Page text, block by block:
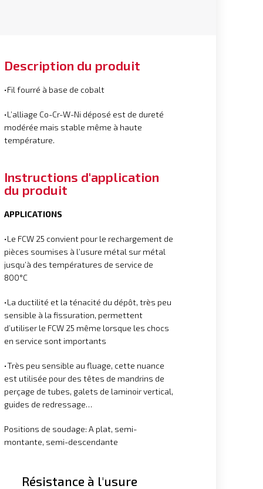
Description du produit
•Fil fourré à base de cobalt
•L’alliage Co-Cr-W-Ni déposé est de dureté
modérée mais stable même à haute
température.
Instructions d'application
du produit
APPLICATIONS
•Le FCW 25 convient pour le rechargement de
pièces soumises à l’usure métal sur métal
jusqu’à des températures de service de
800°C
•La ductilité et la ténacité du dépôt, très peu
sensible à la fissuration, permettent
d’utiliser le FCW 25 même lorsque les chocs
en service sont importants
•Très peu sensible au fluage, cette nuance
est utilisée pour des têtes de mandrins de
perçage de tubes, galets de laminoir vertical,
guides de redressage…
Positions de soudage: A plat, semi-
montante, semi-descendante
Résistance à l'usure